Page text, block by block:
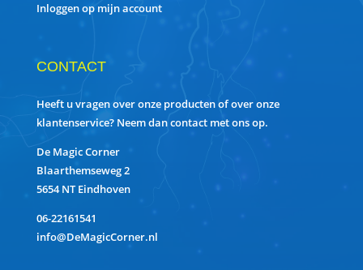
Inloggen op mijn account
CONTACT
Heeft u vragen over onze producten of over onze
klantenservice? Neem dan contact met ons op.
De Magic Corner
Blaarthemseweg 2
5654 NT Eindhoven
06-22161541
info@DeMagicCorner.nl